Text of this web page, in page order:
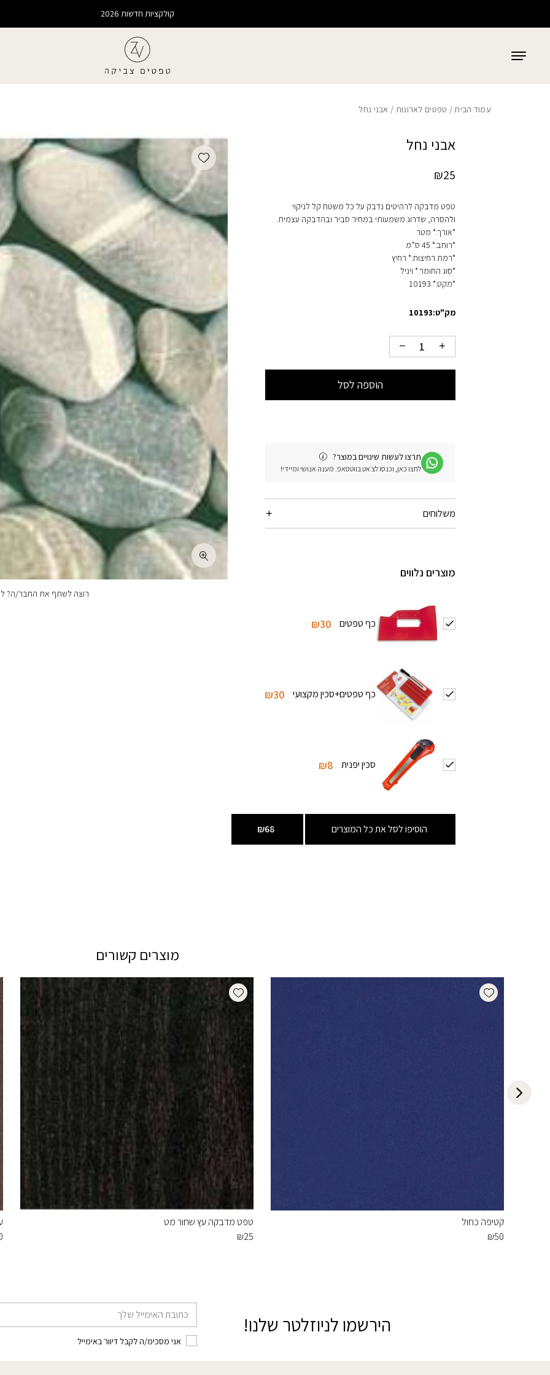
קולקציות חדשות 2026
עמוד הבית/ טפטים לארונות / אבני נחל
אבני נחל
₪25
טפט מדבקה לרהיטים נדבק על כל משטח קל לניקוי
ולהסרה, שדרוג משמעותי במחיר סביר ובהדבקה עצמית.
*אורך:* מטר
*רוחב:* 45 ס”מ
*רמת רחיצות:* רחיץ
*סוג החומר:* ויניל
*מקט:* 10193
מק"ט:10193
הוספה לסל
תרצו לעשות שינויים במוצר?
לחצו כאן, וכנסו לצ׳אט בווטסאפ. מענה אנושי ומיידי!
משלוחים
מוצרים נלווים
כף טפטים ₪30
כף טפטים+סכין מקצועי ₪30
סכין יפנית ₪8
הוסיפו לסל את כל המוצרים ₪68
Add wishlist
רוצה לשתף את החבר/ה?
מוצרים קשורים
Add wishlist
קטיפה כחול
₪50
Add wishlist
טפט מדבקה עץ שחור מט
₪25
הירשמו לניוזלטר שלנו!
אני מסכימ/ה לקבל דיוור באימייל